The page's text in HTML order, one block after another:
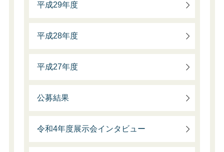
平成29年度
平成28年度
平成27年度
公募結果
令和4年度展示会インタビュー